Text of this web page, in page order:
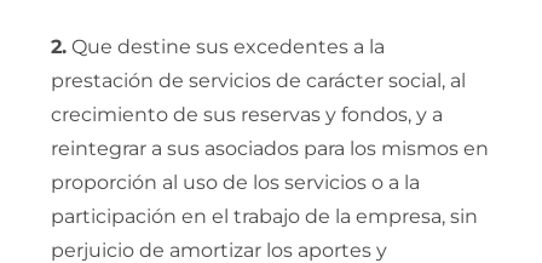
2. Que destine sus excedentes a la
prestación de servicios de carácter social, al
crecimiento de sus reservas y fondos, y a
reintegrar a sus asociados para los mismos en
proporción al uso de los servicios o a la
participación en el trabajo de la empresa, sin
perjuicio de amortizar los aportes y